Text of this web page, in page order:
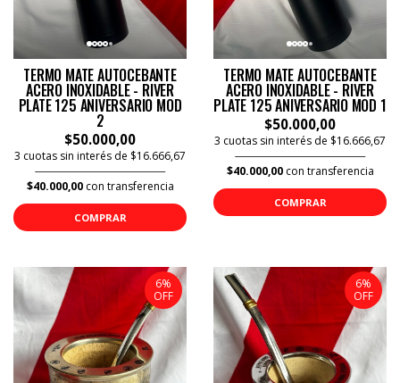
TERMO MATE AUTOCEBANTE
ACERO INOXIDABLE - RIVER
PLATE 125 ANIVERSARIO MOD
2
$50.000,00
3 cuotas sin interés de $16.666,67
$40.000,00con transferencia
COMPRAR
TERMO MATE AUTOCEBANTE
ACERO INOXIDABLE - RIVER
PLATE 125 ANIVERSARIO MOD 1
$50.000,00
3 cuotas sin interés de $16.666,67
$40.000,00con transferencia
COMPRAR
6%
OFF
6%
OFF